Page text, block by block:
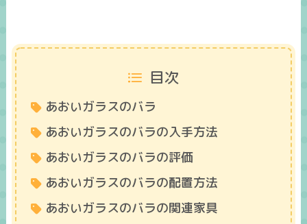
目次
あおいガラスのバラ
あおいガラスのバラの入手方法
あおいガラスのバラの評価
あおいガラスのバラの配置方法
あおいガラスのバラの関連家具